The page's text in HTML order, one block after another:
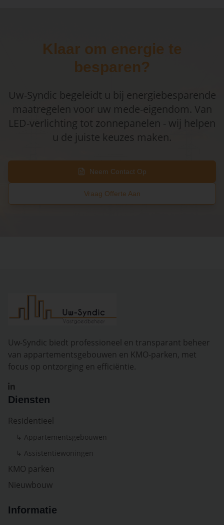
Klaar om energie te
besparen?
Uw-Syndic begeleidt u bij energiebesparende
maatregelen voor uw mede-eigendom. Van
LED-verlichting tot zonnepanelen - wij helpen
u de juiste keuzes maken.
Neem Contact Op
Vraag Offerte Aan
Uw-Syndic biedt professioneel en transparant beheer
van appartementsgebouwen en KMO-parken, met
focus op ontzorging en efficiëntie.
Diensten
Residentieel
↳ Appartementsgebouwen
↳ Assistentiewoningen
KMO parken
Nieuwbouw
Informatie